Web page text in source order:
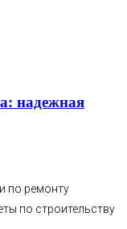
надежная
по ремонту
по строительству